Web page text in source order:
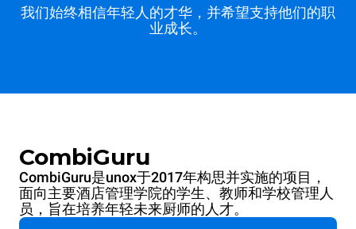
我们始终相信年轻人的才华，并希望支持他们的职
业成长。
CombiGuru
CombiGuru是unox于2017年构思并实施的项目，
面向主要酒店管理学院的学生、教师和学校管理人
员，旨在培养年轻未来厨师的人才。